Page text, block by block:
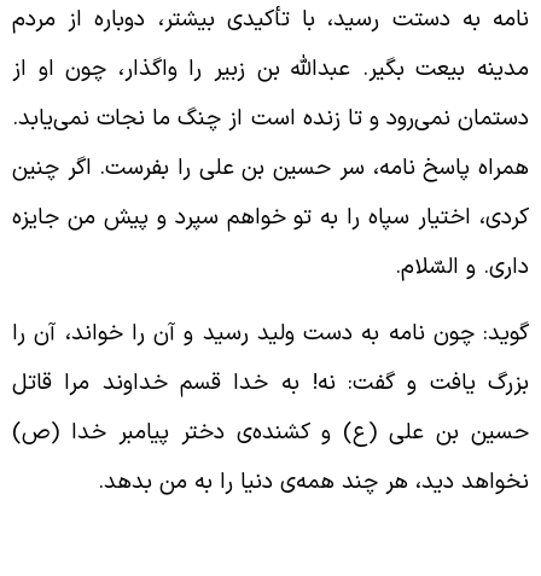
به دستت رسید، با تأکیدی بیشتر، دوباره از مردم
بیعت بگیر. عبدالله بن زبیر را واگذار، چون او از
نمی‌رود و تا زنده است از چنگ ما نجات نمی‌یابد.
پاسخ نامه، سر حسین بن علی را بفرست. اگر چنین
اختیار سپاه را به تو خواهم سپرد و پیش من جایزه
و السّلام.
چون نامه به دست ولید رسید و آن را خواند، آن را
یافت و گفت: نه! به خدا قسم خداوند مرا قاتل
بن علی (ع) و کشنده‌ی دختر پیامبر خدا (ص)
دید، هر چند همه‌ی دنیا را به من بدهد.